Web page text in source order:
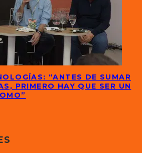
“ANTES DE SUMAR
PRIMERO HAY QUE SER UN